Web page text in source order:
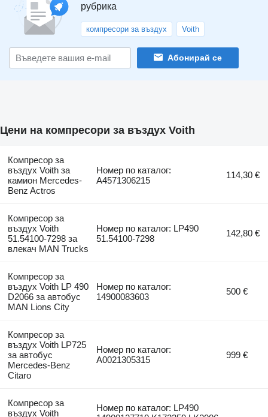
рубрика
компресори за въздух Voith
Абонирай се
Цени на компресори за въздух Voith
Компресор за
въздух Voith за
камион Mercedes-
Benz Actros
Номер по каталог:
A4571306215
114,30 €
Компресор за
въздух Voith
51.54100-7298 за
влекач MAN Trucks
Номер по каталог: LP490
51.54100-7298
142,80 €
Компресор за
въздух Voith LP 490
D2066 за автобус
MAN Lions City
Номер по каталог:
14900083603
500 €
Компресор за
въздух Voith LP725
за автобус
Mercedes-Benz
Citaro
Номер по каталог:
A0021305315
999 €
Компресор за
въздух Voith
Номер по каталог: LP490